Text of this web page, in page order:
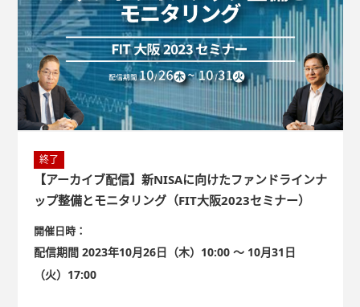
終了
【アーカイブ配信】新NISAに向けたファンドラインナ
ップ整備とモニタリング（FIT大阪2023セミナー）
開催日時：
配信期間 2023年10月26日（木）10:00 ～ 10月31日
（火）17:00